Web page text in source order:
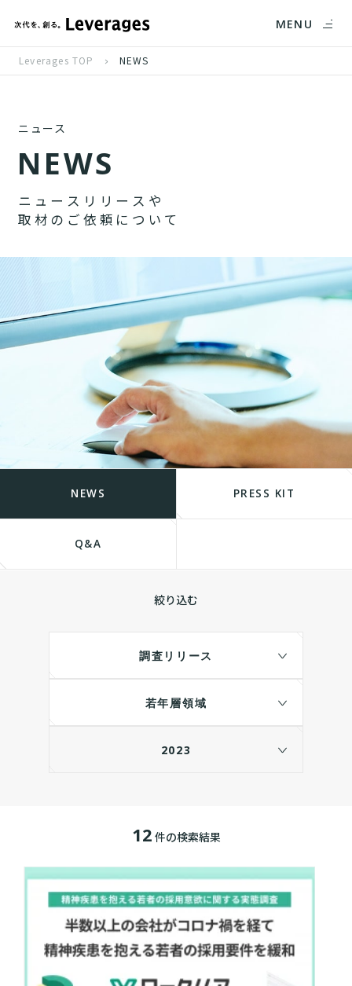
MENU
Leverages TOP NEWS
ニュース
NEWS
ニ ュ ー ス リ リ ー ス や
取 材 の ご 依 頼 に つ い て
NEWS PRESS KIT
Q&A
絞り込む
調査リリース
若年層領域
2023
12 件の検索結果